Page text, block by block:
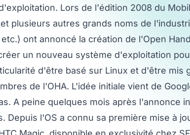
Lors de l'édition 2008 du
plusieurs autres grands noms de
ont annoncé la création de l'Open
un nouveau système d'exploitation
d'être basé sur Linux et d'être mis
de l'OHA. L'idée initiale vient de
A peine quelques mois après l'annonce
Depuis l'OS a connu sa première mise à